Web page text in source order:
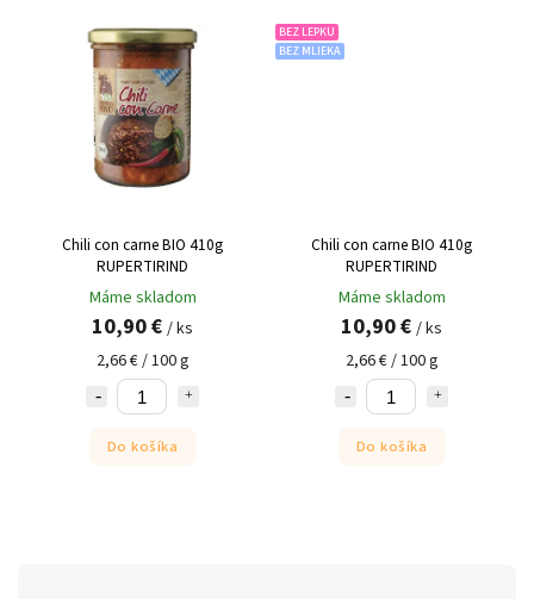
Chili con carne BIO 410g
RUPERTIRIND
Máme skladom
10,90 € / ks
2,66 € / 100 g
Do košíka
BEZ LEPKU
BEZ MLIEKA
Chili con carne BIO 410g
RUPERTIRIND
Máme skladom
10,90 € / ks
2,66 € / 100 g
Do košíka